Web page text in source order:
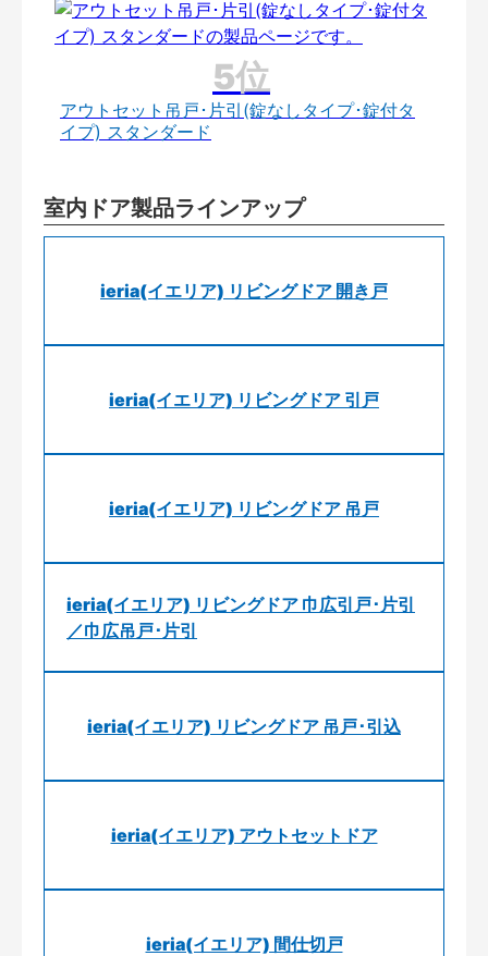
アウトセット吊戸･片引(錠なしタイプ･錠付タ
イプ) スタンダード
室内ドア製品ラインアップ
ieria(イエリア) リビングドア 開き戸
ieria(イエリア) リビングドア 引戸
ieria(イエリア) リビングドア 吊戸
ieria(イエリア) リビングドア 巾広引戸･片引
／巾広吊戸･片引
ieria(イエリア) リビングドア 吊戸･引込
ieria(イエリア) アウトセットドア
ieria(イエリア) 間仕切戸